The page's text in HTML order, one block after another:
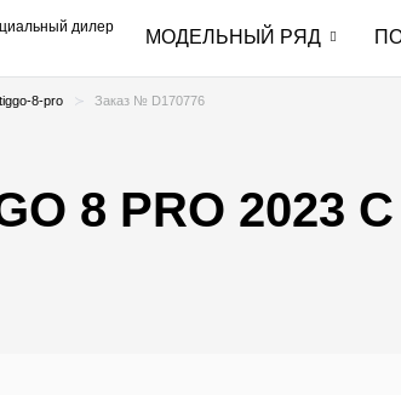
дилер
МОДЕЛЬНЫЙ РЯД
tiggo-8-pro Заказ № D170776
8 PRO